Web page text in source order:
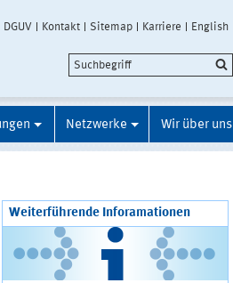
DGUV Kontakt Sitemap Karriere English
Netzwerke Wir über uns
Weiterführende Inforamationen